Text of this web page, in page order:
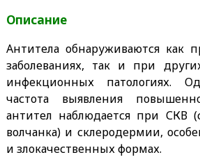
Описание
Антитела обнаруживаются как
заболеваниях, так и при
инфекционных патологиях.
частота выявления
антител наблюдается при СКВ
волчанка) и склеродермии,
и злокачественных формах.